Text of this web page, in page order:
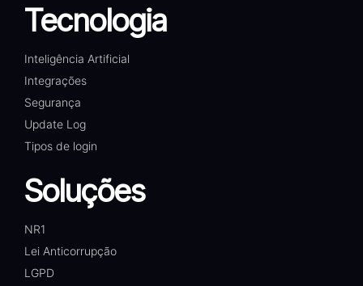
Tecnologia
Inteligência Artificial
Integrações
Segurança
Update Log
Tipos de login
Soluções
NR1
Lei Anticorrupção
LGPD